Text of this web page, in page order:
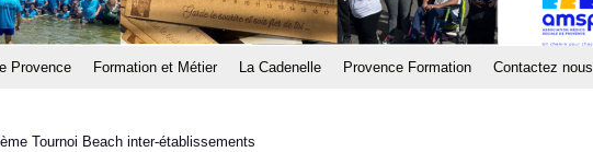
Provence Formation et Métier La Cadenelle Provence Formation Contactez nous
Tournoi Beach inter-établissements